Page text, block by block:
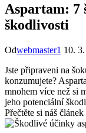
Aspartam: 7
škodlivosti
Odwebmaster1 10.
Jste připraveni na
konzumujete?
mnohem více než si
jeho potenciální
Přečtěte si náš článek